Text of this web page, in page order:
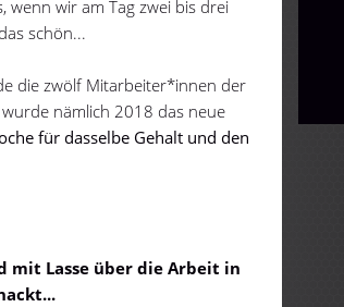
wenn wir am Tag zwei bis drei
schön...
die zwölf Mitarbeiter*innen der
nämlich 2018 das neue
für dasselbe Gehalt und den
mit Lasse über die Arbeit in